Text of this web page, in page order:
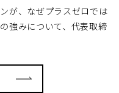
が、なぜプラスゼロでは
強みについて、代表取締